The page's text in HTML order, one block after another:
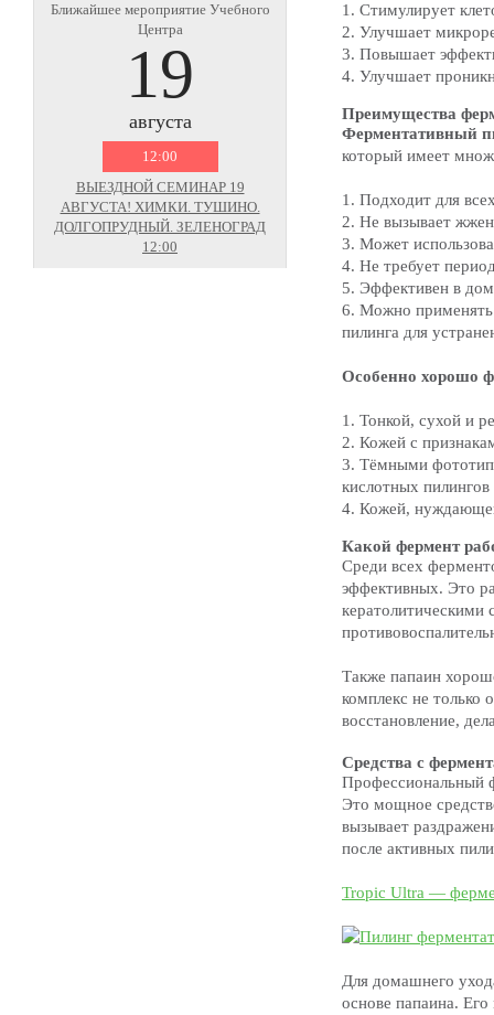
Ближайшее мероприятие Учебного
Центра
19
августа
12:00
ВЫЕЗДНОЙ СЕМИНАР 19
АВГУСТА! ХИМКИ. ТУШИНО.
ДОЛГОПРУДНЫЙ. ЗЕЛЕНОГРАД
12:00
1. Стимулирует
2. Улучшает
3. Повышает
4. Улучшает
Преимущества
Ферментативный
который имеет
1. Подходит для
2. Не вызывает
3. Может
4. Не требует
5. Эффективен в
6. Можно применять
пилинга для
Особенно хорошо
1. Тонкой, сухой и
2. Кожей с
3. Тёмными
кислотных пилингов
4. Кожей,
Какой фермент
Среди всех
эффективных. Это
кератолитическими
Также папаин
комплекс не только
восстановление,
Средства с
Профессиональный
Это мощное
вызывает
после активных
Tropic Ultra —
Для домашнего
основе папаина.